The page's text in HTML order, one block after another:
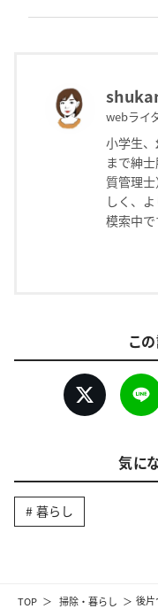
TOP 掃除・暮らし 後片
webライ
小学生
まで紳
質管理
しく、
模索中で
こ
気に
暮らし